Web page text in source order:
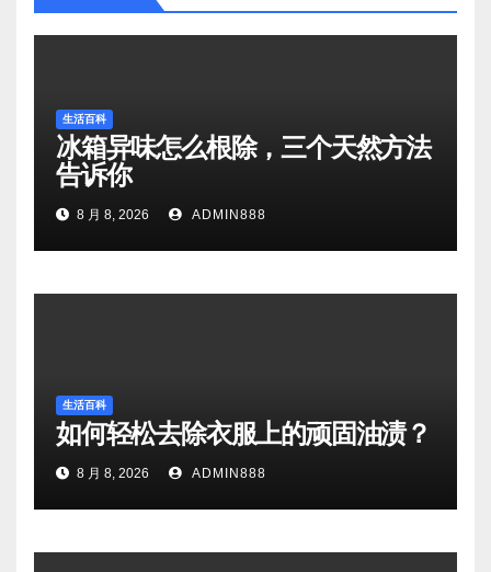
生活百科
冰箱异味怎么根除，三个天然方法
告诉你
8 月 8, 2026 ADMIN888
生活百科
如何轻松去除衣服上的顽固油渍？
8 月 8, 2026 ADMIN888